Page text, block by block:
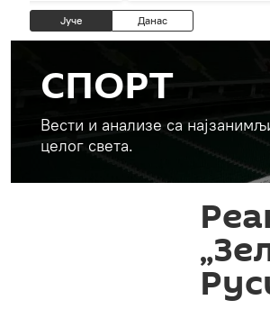
Јуче Данас
СПОРТ
Вести и анализе са
целог света.